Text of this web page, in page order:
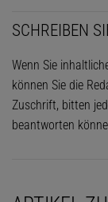
SCHREIBEN
Wenn Sie
können Sie die
Zuschrift, bitten
beantworten